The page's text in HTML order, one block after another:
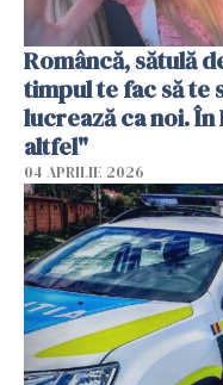
Româncă, sătulă
timpul te fac să te
lucrează ca noi.
altfel"
04 APRILIE 2026